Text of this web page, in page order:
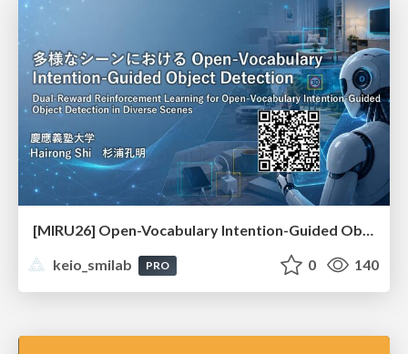
[MIRU26] Open-Vocabulary Intention-Guided Object Detection in Diverse Scenes
keio_smilab
PRO 0 140